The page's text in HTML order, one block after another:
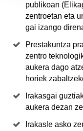
publikoan
zentroetan eta
gai izango
Prestakuntza
zentro
aukera dago
horiek
Irakasgai
aukera dezan
Irakasle asko